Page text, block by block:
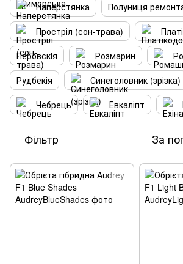
Наперстянка
Полуниця
Простріл (сон-трава)
Перовскiя
Розмарин
Рудбекія
Синеголовник (зрізка)
Чебрець
Евкаліпт
Фільтр За